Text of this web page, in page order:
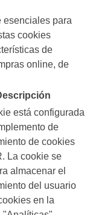
esenciales para
cookies
de
online, de
está configurada
de
de cookies
La cookie se
almacenar el
del usuario
en la